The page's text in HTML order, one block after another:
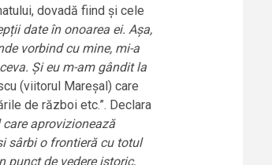
dovadă fiind și cele
date în onoarea ei. Așa,
vorbind cu mine, mi-a
Și eu m-am gândit la
(viitorul Mareșal) care
de război etc.”. Declara
aprovizionează
sârbi o frontieră cu totul
punct de vedere istoric,